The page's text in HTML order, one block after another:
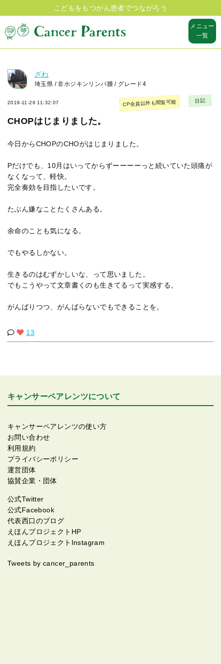
こどもをもつがん患者でつながろう
メニュー
一覧
ざわ
埼玉県 / 非ホジキンリンパ腫 / グレード4
2019-11-26 11:32:07
CHOPはじまりました。
CP会員以外も閲覧可能 日記
今日からCHOPのCHOがはじまりました。
Pだけでも、10月はいってからずーーーーっと続いていた頭痛が
なくなって、軽快。
完全奏効を目指したいです。
たぶん嫌なことたくさんある。
余命のことも気になる。
でもやるしかない。
生きるのはむずかしいな、って思いました。
でもこうやって文章書くのも生きてるって実感する。
がんばりつつ、がんばらないでもできることを。
13
キャンサーペアレンツについて
キャンサーペアレンツの使い方
お問い合わせ
利用規約
プライバシーポリシー
運営団体
協賛企業・団体
公式Twitter
公式Facebook
代表西口のブログ
えほんプロジェクトHP
えほんプロジェクトInstagram
Tweets by cancer_parents